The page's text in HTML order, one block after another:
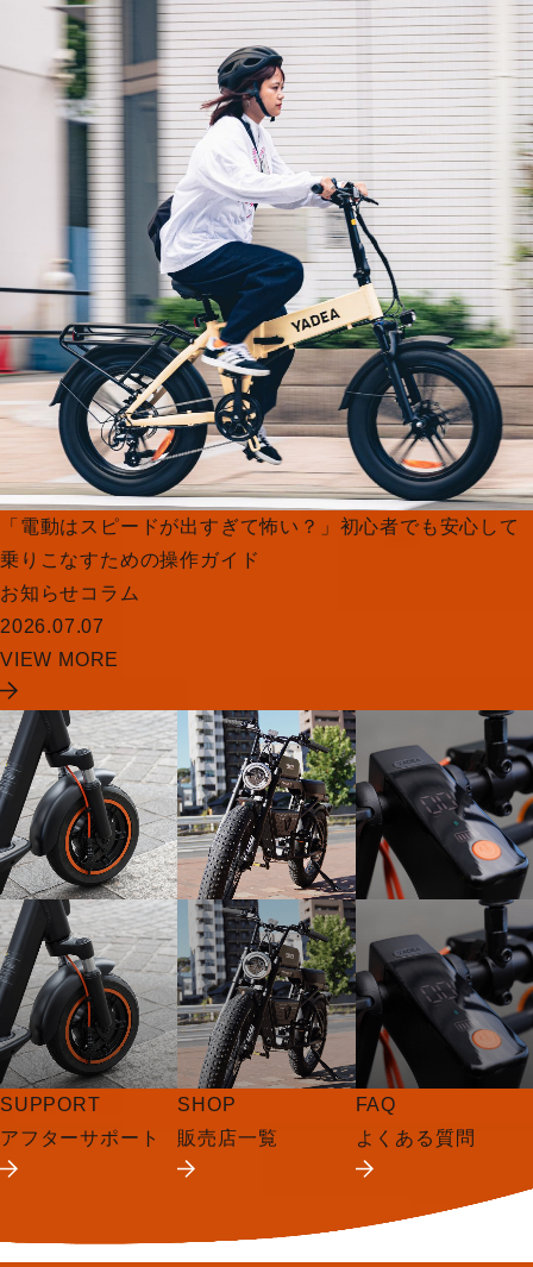
「電動はスピードが出すぎて怖い？」初心者でも安心して
乗りこなすための操作ガイド
お知らせコラム
2026.07.07
VIEW MORE
SUPPORT
アフターサポート
SHOP
販売店一覧
FAQ
よくある質問